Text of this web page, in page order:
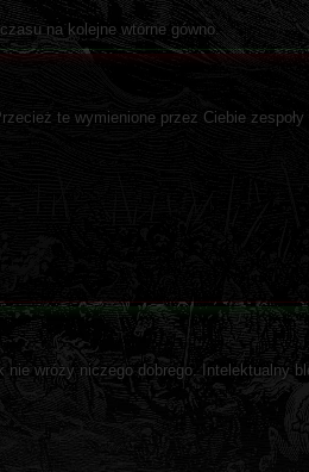
na kolejne wtórne gówno.
te wymienione przez Ciebie
wróży niczego dobrego. Intelektualny